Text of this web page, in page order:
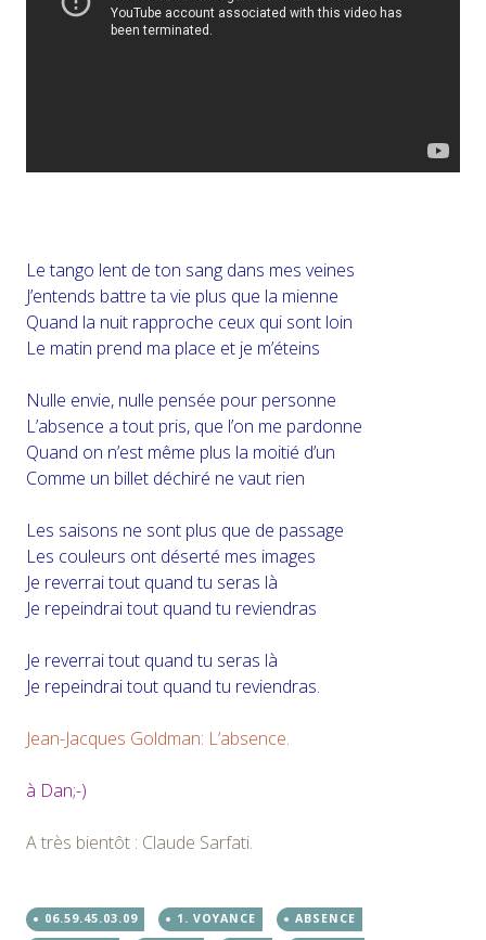
Le tango lent de ton sang dans mes veines
J’entends battre ta vie plus que la mienne
Quand la nuit rapproche ceux qui sont loin
Le matin prend ma place et je m’éteins
Nulle envie, nulle pensée pour personne
L’absence a tout pris, que l’on me pardonne
Quand on n’est même plus la moitié d’un
Comme un billet déchiré ne vaut rien
Les saisons ne sont plus que de passage
Les couleurs ont déserté mes images
Je reverrai tout quand tu seras là
Je repeindrai tout quand tu reviendras
Je reverrai tout quand tu seras là
Je repeindrai tout quand tu reviendras.
Jean-Jacques Goldman: L’absence.
à Dan;-)
A très bientôt : Claude Sarfati.
06.59.45.03.09 1. VOYANCE
ABSENCE